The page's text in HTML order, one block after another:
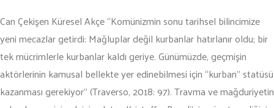
Can Çekişen Küresel Akçe “Komünizmin sonu tarihsel bilincimize
yeni mecazlar getirdi: Mağluplar değil kurbanlar hatırlanır oldu; bir
tek mücrimlerle kurbanlar kaldı geriye. Günümüzde, geçmişin
aktörlerinin kamusal bellekte yer edinebilmesi için “kurban” statüsü
kazanması gerekiyor” (Traverso, 2018: 97). Travma ve mağduriyetin